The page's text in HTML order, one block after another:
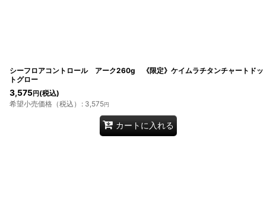
シーフロアコントロール アーク260g 《限定》ケイムラチタンチャートドッ
トグロー
3,575円 (税込)
希望小売価格（税込） : 3,575円
カートに入れる